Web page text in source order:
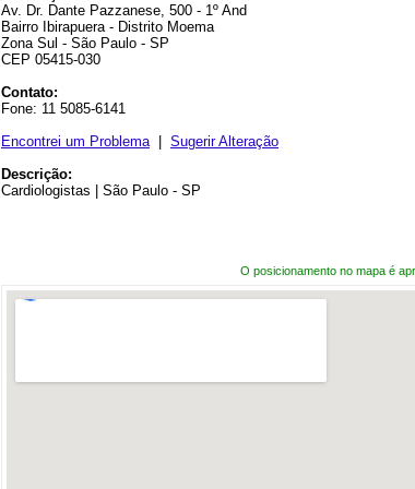
Av. Dr. Dante Pazzanese, 500 - 1º And
Bairro Ibirapuera - Distrito Moema
Zona Sul - São Paulo - SP
CEP 05415-030
Contato:
Fone: 11 5085-6141
Encontrei um Problema| Sugerir Alteração
Descrição:
Cardiologistas | São Paulo - SP
O posicionamento no mapa é